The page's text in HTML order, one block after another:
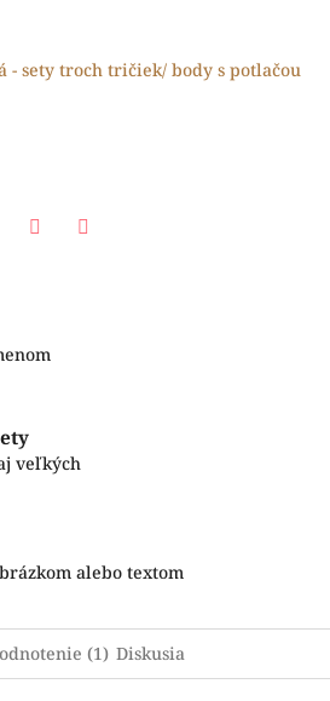
- sety troch tričiek/ body s potlačou
veľkých
alebo textom
(1) Diskusia